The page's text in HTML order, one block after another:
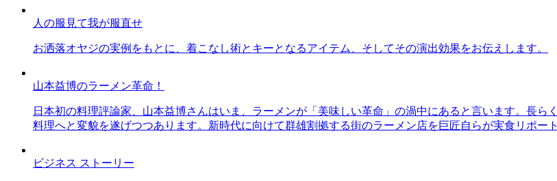
人の服見て我が服直せ
お洒落オヤジの実例をもとに、着こなし術とキーとなるアイテム、そしてその演出効果をお伝えします。
山本益博のラーメン革命！
日本初の料理評論家、山本益博さんはいま、ラーメンが「美味しい革命」の渦中にあると言います。長
料理へと変貌を遂げつつあります。新時代に向けて群雄割拠する街のラーメン店を巨匠自らが実食リポー
ビジネス ストーリー